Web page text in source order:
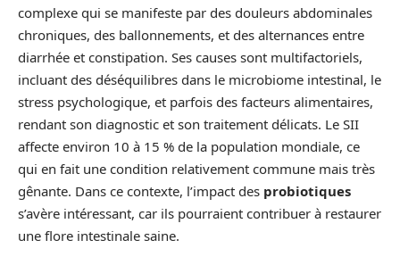
complexe qui se manifeste par des douleurs abdominales
chroniques, des ballonnements, et des alternances entre
diarrhée et constipation. Ses causes sont multifactoriels,
incluant des déséquilibres dans le microbiome intestinal, le
stress psychologique, et parfois des facteurs alimentaires,
rendant son diagnostic et son traitement délicats. Le SII
affecte environ 10 à 15 % de la population mondiale, ce
qui en fait une condition relativement commune mais très
gênante. Dans ce contexte, l’impact des probiotiques
s’avère intéressant, car ils pourraient contribuer à restaurer
une flore intestinale saine.